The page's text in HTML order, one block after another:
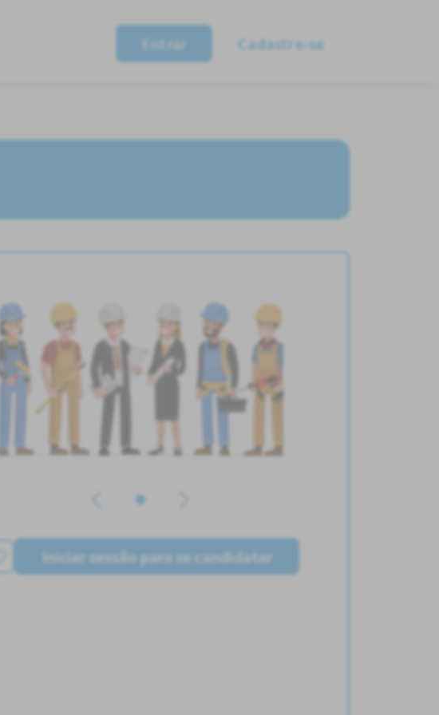
Entrar Cadastre-se
Iniciar sessão para se candidatar